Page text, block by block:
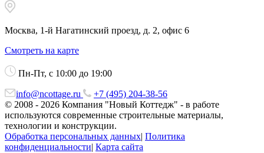
Москва, 1-й Нагатинский проезд, д. 2, офис 6
Смотреть на карте
Пн-Пт, с 10:00 до 19:00
info@ncottage.ru
+7 (495) 204-38-56
© 2008 - 2026 Компания "Новый Коттедж" - в работе
используются современные строительные материалы,
технологии и конструкции.
Обработка персональных данных| Политика
конфиденциальности| Карта сайта